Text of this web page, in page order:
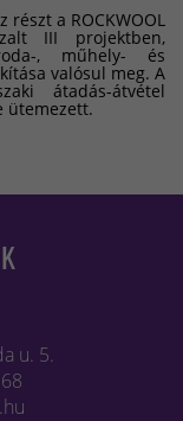
a ROCKWOOL
III projektben,
, műhely- és
valósul meg. A
átadás-átvétel
ütemezett.
u. 5.